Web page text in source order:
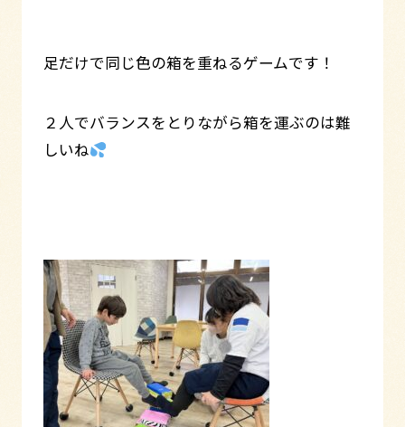
足だけで同じ色の箱を重ねるゲームです！
２人でバランスをとりながら箱を運ぶのは難
しいね